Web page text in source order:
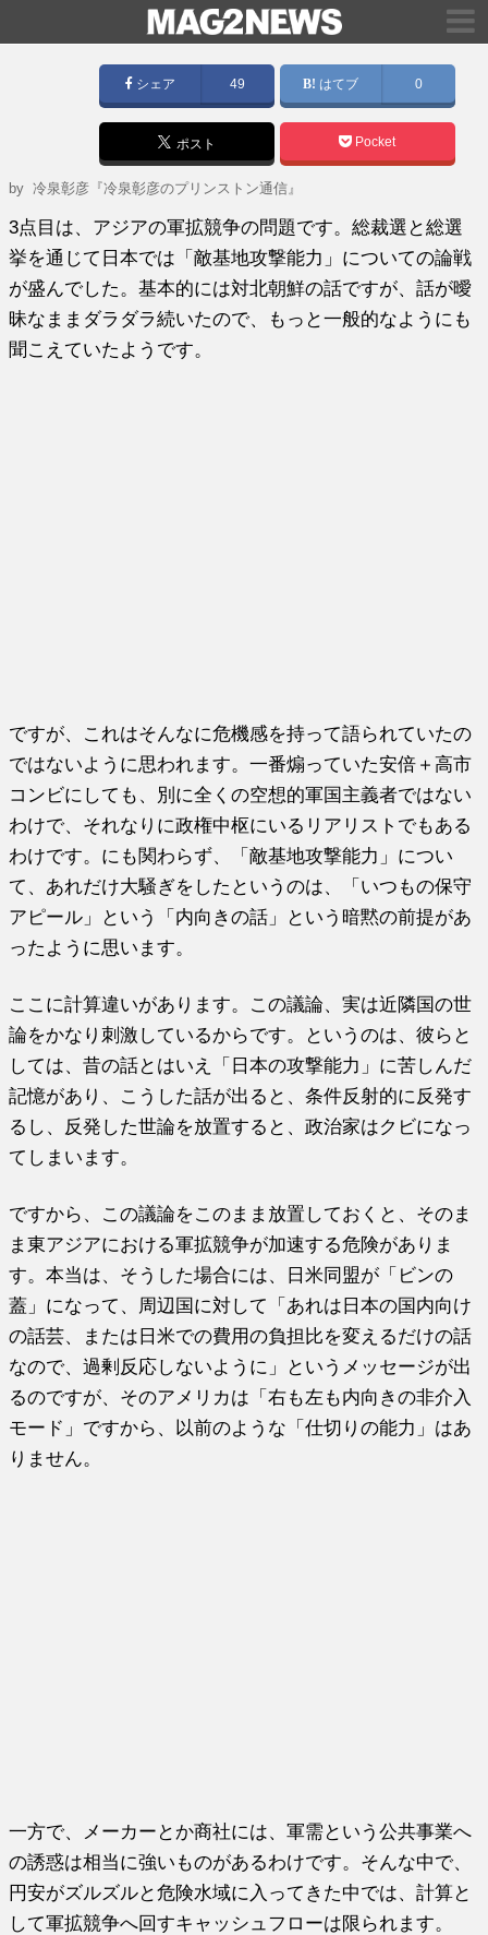
シェア 49 はてブ 0
ポスト Pocket
by冷泉彰彦『冷泉彰彦のプリンストン通信』
3点目は、アジアの軍拡競争の問題です。総裁選と総選
挙を通じて日本では「敵基地攻撃能力」についての論戦
が盛んでした。基本的には対北朝鮮の話ですが、話が曖
昧なままダラダラ続いたので、もっと一般的なようにも
聞こえていたようです。
ですが、これはそんなに危機感を持って語られていたの
ではないように思われます。一番煽っていた安倍＋高市
コンビにしても、別に全くの空想的軍国主義者ではない
わけで、それなりに政権中枢にいるリアリストでもある
わけです。にも関わらず、「敵基地攻撃能力」につい
て、あれだけ大騒ぎをしたというのは、「いつもの保守
アピール」という「内向きの話」という暗黙の前提があ
ったように思います。
ここに計算違いがあります。この議論、実は近隣国の世
論をかなり刺激しているからです。というのは、彼らと
しては、昔の話とはいえ「日本の攻撃能力」に苦しんだ
記憶があり、こうした話が出ると、条件反射的に反発す
るし、反発した世論を放置すると、政治家はクビになっ
てしまいます。
ですから、この議論をこのまま放置しておくと、そのま
ま東アジアにおける軍拡競争が加速する危険がありま
す。本当は、そうした場合には、日米同盟が「ビンの
蓋」になって、周辺国に対して「あれは日本の国内向け
の話芸、または日米での費用の負担比を変えるだけの話
なので、過剰反応しないように」というメッセージが出
るのですが、そのアメリカは「右も左も内向きの非介入
モード」ですから、以前のような「仕切りの能力」はあ
りません。
一方で、メーカーとか商社には、軍需という公共事業へ
の誘惑は相当に強いものがあるわけです。そんな中で、
円安がズルズルと危険水域に入ってきた中では、計算と
して軍拡競争へ回すキャッシュフローは限られます。